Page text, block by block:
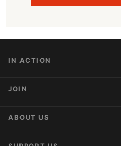
IN ACTION
Action Alerts
JOIN
Activist Network
ABOUT US
About AnimaNaturalis